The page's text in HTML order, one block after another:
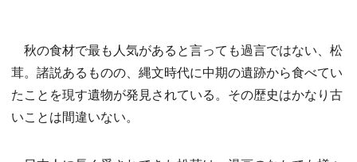
秋の食材で最も人気があると言っても過言ではない、松
茸。諸説あるものの、縄文時代に中期の遺跡から食べてい
たことを現す遺物が発見されている。その歴史はかなり古
いことは間違いない。